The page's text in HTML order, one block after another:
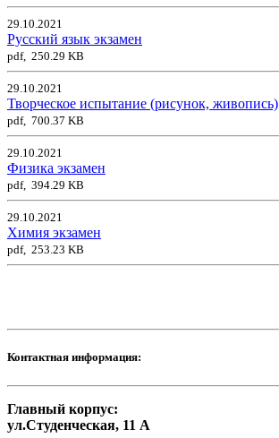
29.10.2021
Русский язык экзамен
pdf, 250.29 KB
29.10.2021
Творческое испытание (рисунок, живопись)
pdf, 700.37 KB
29.10.2021
Физика экзамен
pdf, 394.29 KB
29.10.2021
Химия экзамен
pdf, 253.23 KB
Контактная информация:
Главный корпус:
ул.Студенческая, 11 А